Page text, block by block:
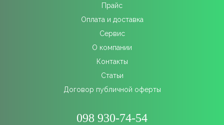
Прайс
Оплата и доставка
Сервис
О компании
Контакты
Статьи
Договор публичной оферты
098 930-74-54